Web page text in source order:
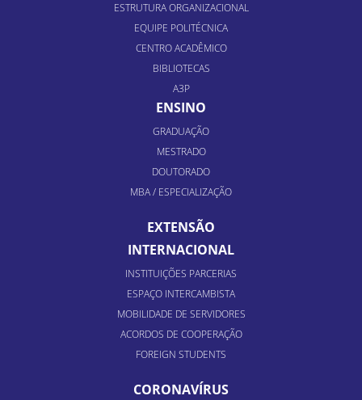
ESTRUTURA ORGANIZACIONAL
EQUIPE POLITÉCNICA
CENTRO ACADÊMICO
BIBLIOTECAS
A3P
ENSINO
GRADUAÇÃO
MESTRADO
DOUTORADO
MBA / ESPECIALIZAÇÃO
EXTENSÃO
INTERNACIONAL
INSTITUIÇÕES PARCERIAS
ESPAÇO INTERCAMBISTA
MOBILIDADE DE SERVIDORES
ACORDOS DE COOPERAÇÃO
FOREIGN STUDENTS
CORONAVÍRUS